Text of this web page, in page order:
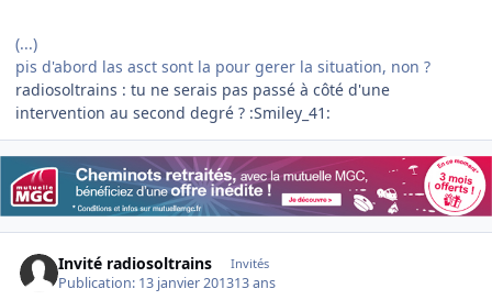
(...)
pis d'abord las asct sont la pour gerer la situation, non ?
radiosoltrains : tu ne serais pas passé à côté d'une
intervention au second degré ? :Smiley_41:
Invité radiosoltrains Invités
Publication: 13 janvier 201313 ans